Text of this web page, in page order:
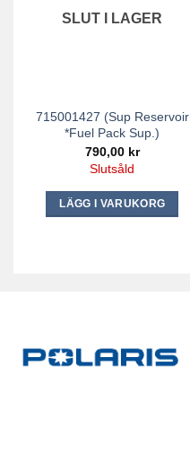
SLUT I LAGER
715001427 (Sup Reservoir
*Fuel Pack Sup.)
790,00 kr
Slutsåld
LÄGG I VARUKORG